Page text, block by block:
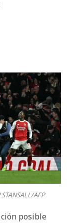
STANSALL/AFP
posible